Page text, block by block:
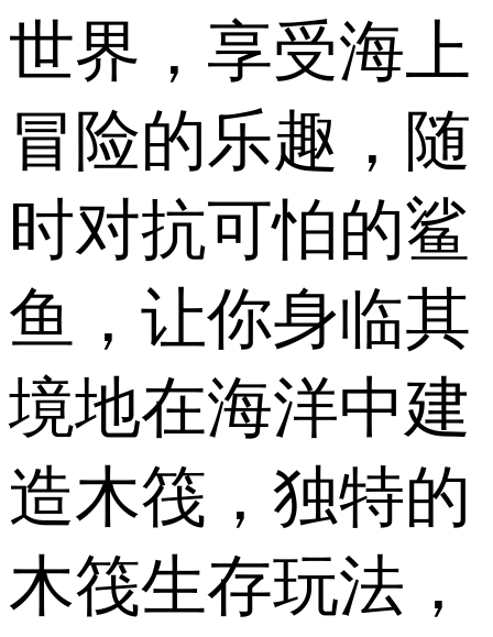
世界，享受海上
冒险的乐趣，随
时对抗可怕的鲨
鱼，让你身临其
境地在海洋中建
造木筏，独特的
木筏生存玩法，